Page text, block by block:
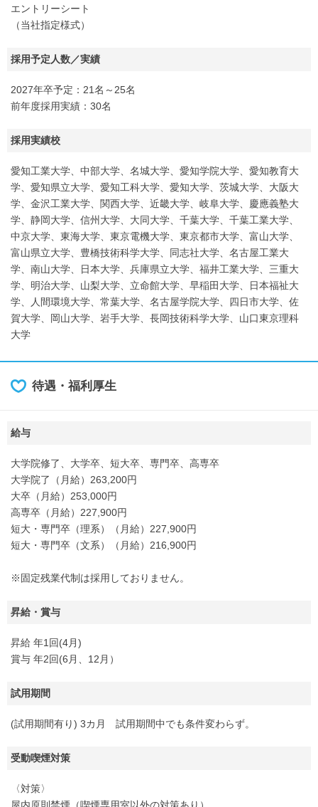
エントリーシート
（当社指定様式）
採用予定人数／実績
2027年卒予定：21名～25名
前年度採用実績：30名
採用実績校
愛知工業大学、中部大学、名城大学、愛知学院大学、愛知教育大
学、愛知県立大学、愛知工科大学、愛知大学、茨城大学、大阪大
学、金沢工業大学、関西大学、近畿大学、岐阜大学、慶應義塾大
学、静岡大学、信州大学、大同大学、千葉大学、千葉工業大学、
中京大学、東海大学、東京電機大学、東京都市大学、富山大学、
富山県立大学、豊橋技術科学大学、同志社大学、名古屋工業大
学、南山大学、日本大学、兵庫県立大学、福井工業大学、三重大
学、明治大学、山梨大学、立命館大学、早稲田大学、日本福祉大
学、人間環境大学、常葉大学、名古屋学院大学、四日市大学、佐
賀大学、岡山大学、岩手大学、長岡技術科学大学、山口東京理科
大学
待遇・福利厚生
給与
大学院修了、大学卒、短大卒、専門卒、高専卒
大学院了（月給）263,200円
大卒（月給）253,000円
高専卒（月給）227,900円
短大・専門卒（理系）（月給）227,900円
短大・専門卒（文系）（月給）216,900円
※固定残業代制は採用しておりません。
昇給・賞与
昇給 年1回(4月)
賞与 年2回(6月、12月）
試用期間
(試用期間有り) 3カ月 試用期間中でも条件変わらず。
受動喫煙対策
〈対策〉
屋内原則禁煙（喫煙専用室以外の対策あり）